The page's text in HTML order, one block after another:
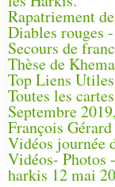
Rapatriement
Diables rouges -
Secours de
Thèse de
Top Liens
Toutes les
Septembre
François Gérard
Vidéos journée
Vidéos- Photos
harkis 12 mai